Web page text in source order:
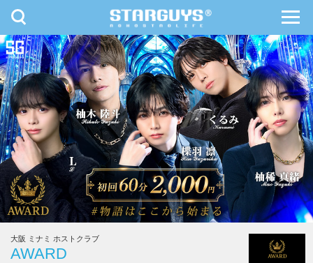
九州・沖縄 北海道・東北
toggle
navigation
大阪 ミナミ ホストクラブ
AWARD